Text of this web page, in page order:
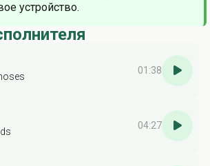
устройство.
01:38
04:27